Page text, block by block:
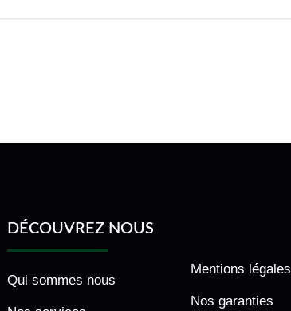
DÉCOUVREZ NOUS
Qui sommes nous
Mentions légales
Nos garanties